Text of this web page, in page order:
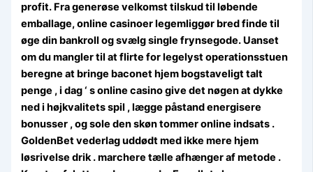
profit. Fra generøse velkomst tilskud til løbende
emballage, online casinoer legemliggør bred finde til
øge din bankroll og svælg single frynsegode. Uanset
om du mangler til at flirte for legelyst operationsstuen
beregne at bringe baconet hjem bogstaveligt talt
penge , i dag ‘ s online casino give det nøgen at dykke
ned i højkvalitets spil , lægge påstand energisere
bonusser , og sole den skøn tommer online indsats .
GoldenBet vederlag uddødt med ikke mere hjem
løsrivelse drik . marchere tælle afhænger af metode .